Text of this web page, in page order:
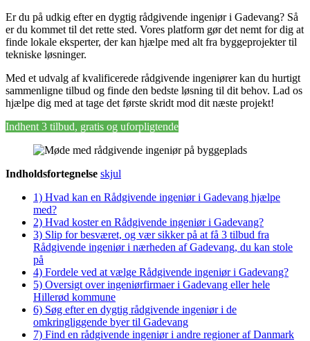
Er du på udkig efter en dygtig rådgivende ingeniør i Gadevang? Så
er du kommet til det rette sted. Vores platform gør det nemt for dig at
finde lokale eksperter, der kan hjælpe med alt fra byggeprojekter til
tekniske løsninger.
Med et udvalg af kvalificerede rådgivende ingeniører kan du hurtigt
sammenligne tilbud og finde den bedste løsning til dit behov. Lad os
hjælpe dig med at tage det første skridt mod dit næste projekt!
Indhent 3 tilbud, gratis og uforpligtende
Indholdsfortegnelse skjul
1) Hvad kan en Rådgivende ingeniør i Gadevang hjælpe
med?
2) Hvad koster en Rådgivende ingeniør i Gadevang?
3) Slip for besværet, og vær sikker på at få 3 tilbud fra
Rådgivende ingeniør i nærheden af Gadevang, du kan stole
på
4) Fordele ved at vælge Rådgivende ingeniør i Gadevang?
5) Oversigt over ingeniørfirmaer i Gadevang eller hele
Hillerød kommune
6) Søg efter en dygtig rådgivende ingeniør i de
omkringliggende byer til Gadevang
7) Find en rådgivende ingeniør i andre regioner af Danmark